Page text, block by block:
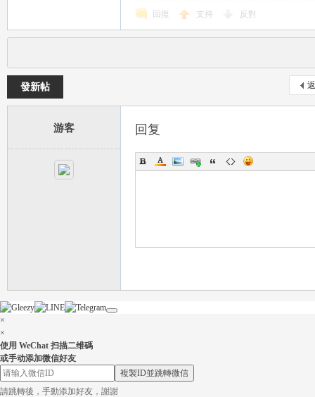
回復 支持 反對
發新帖
游客 回复
×
×
使用 WeChat 扫描二维碼
或手动添加微信好友
複製ID並跳轉微信
請跳轉後，手動添加好友，謝謝